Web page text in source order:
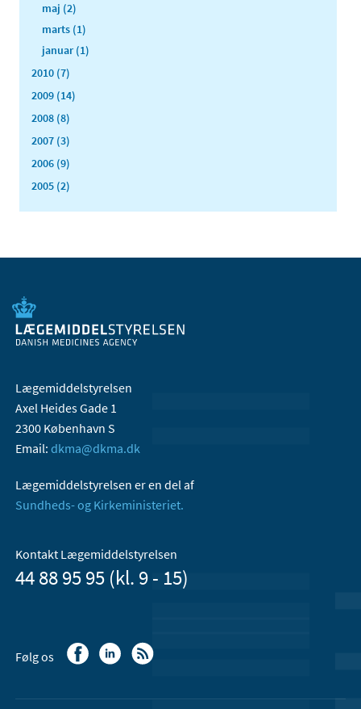
maj (2)
marts (1)
januar (1)
2010 (7)
2009 (14)
2008 (8)
2007 (3)
2006 (9)
2005 (2)
Lægemiddelstyrelsen
Axel Heides Gade 1
2300 København S
Email: dkma@dkma.dk
Lægemiddelstyrelsen er en del af
Sundheds- og Kirkeministeriet.
Kontakt Lægemiddelstyrelsen
44 88 95 95 (kl. 9 - 15)
Følg os